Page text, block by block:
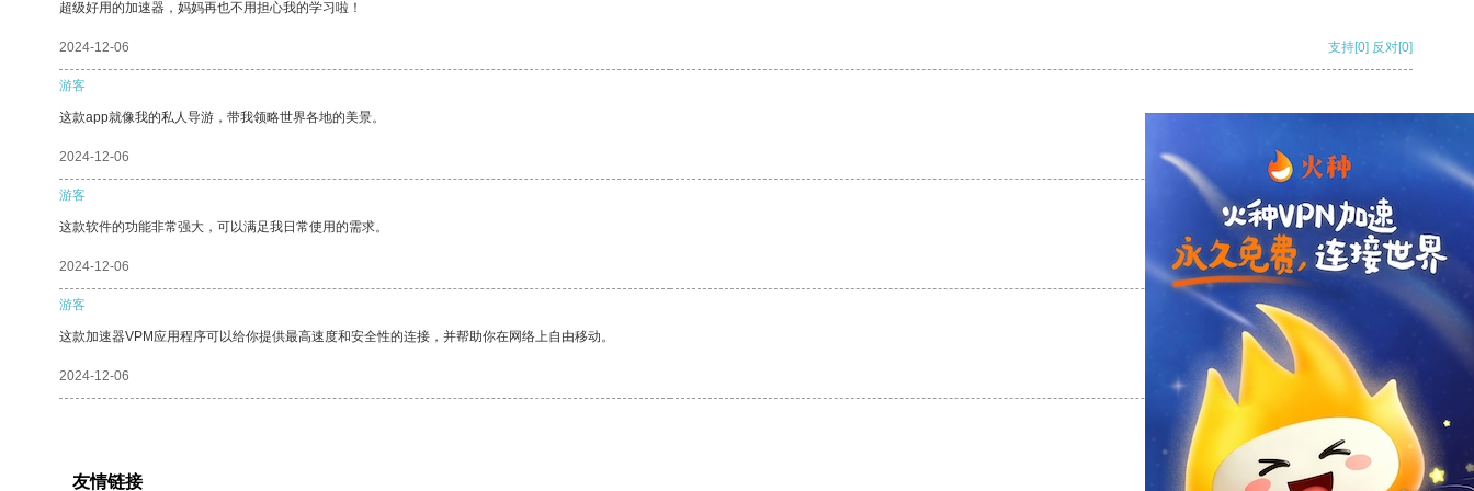
超级好用的加速器，妈妈再也不用担心我的学习啦！
2024-12-06 支持[0] 反对[0]
游客
这款app就像我的私人导游，带我领略世界各地的美景。
2024-12-06 支持
游客
这款软件的功能非常强大，可以满足我日常使用的需求。
2024-12-06 支持[0] 反对[0]
游客
这款加速器VPM应用程序可以给你提供最高速度和安全性的连接，并帮助你在网络上自由移动。
2024-12-06 支持[0] 反对[0]
友情链接